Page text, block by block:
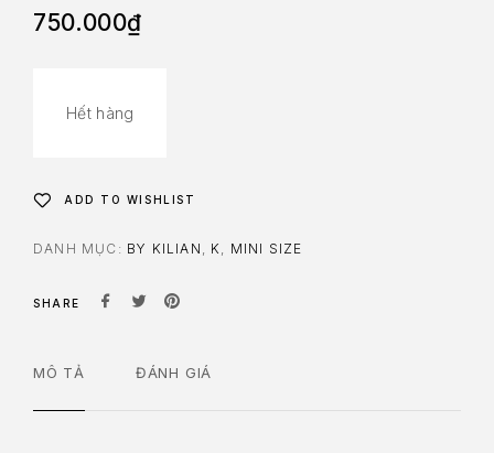
750.000₫
Hết hàng
ADD TO WISHLIST
DANH MỤC: BY KILIAN K MINI SIZE
SHARE
MÔ TẢ ĐÁNH GIÁ